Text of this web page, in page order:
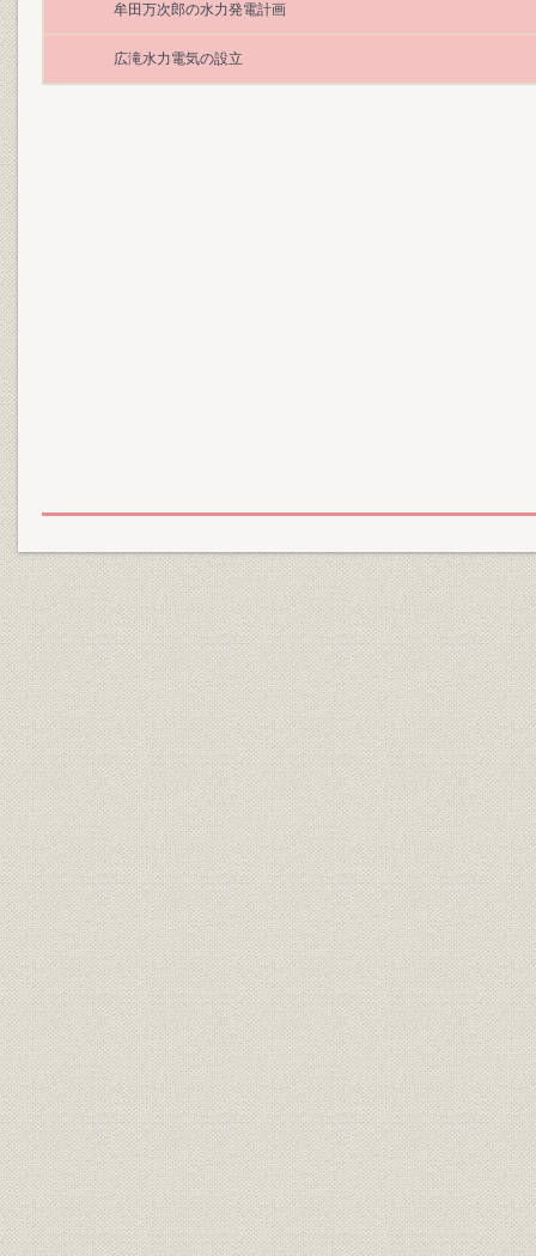
牟田万次郎の水力発電計画
広滝水力電気の設立